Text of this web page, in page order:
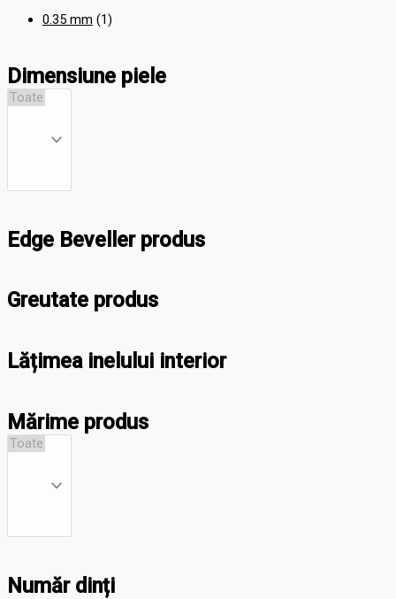
0.35 mm (1)
Dimensiune piele
Edge Beveller produs
Greutate produs
Lățimea inelului interior
Mărime produs
Număr dinți